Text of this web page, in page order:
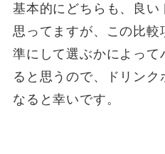
基本的にどちらも、良い
思ってますが、この比較
準にして選ぶかによっ
ると思うので、ドリンク
なると幸いです。